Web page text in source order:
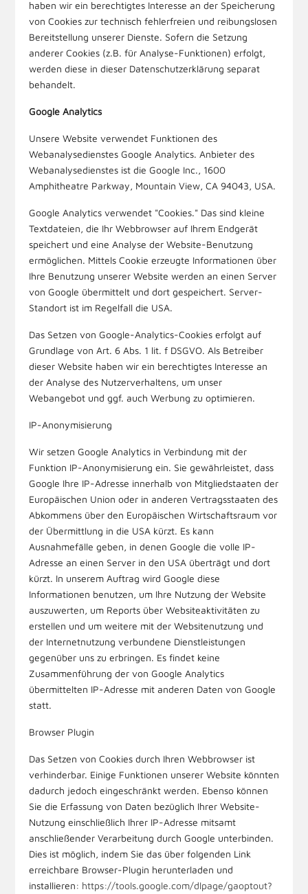
haben wir ein berechtigtes Interesse an der Speicherung
von Cookies zur technisch fehlerfreien und reibungslosen
Bereitstellung unserer Dienste. Sofern die Setzung
anderer Cookies (z.B. für Analyse-Funktionen) erfolgt,
werden diese in dieser Datenschutzerklärung separat
behandelt.
Google Analytics
Unsere Website verwendet Funktionen des
Webanalysedienstes Google Analytics. Anbieter des
Webanalysedienstes ist die Google Inc., 1600
Amphitheatre Parkway, Mountain View, CA 94043, USA.
Google Analytics verwendet "Cookies." Das sind kleine
Textdateien, die Ihr Webbrowser auf Ihrem Endgerät
speichert und eine Analyse der Website-Benutzung
ermöglichen. Mittels Cookie erzeugte Informationen über
Ihre Benutzung unserer Website werden an einen Server
von Google übermittelt und dort gespeichert. Server-
Standort ist im Regelfall die USA.
Das Setzen von Google-Analytics-Cookies erfolgt auf
Grundlage von Art. 6 Abs. 1 lit. f DSGVO. Als Betreiber
dieser Website haben wir ein berechtigtes Interesse an
der Analyse des Nutzerverhaltens, um unser
Webangebot und ggf. auch Werbung zu optimieren.
IP-Anonymisierung
Wir setzen Google Analytics in Verbindung mit der
Funktion IP-Anonymisierung ein. Sie gewährleistet, dass
Google Ihre IP-Adresse innerhalb von Mitgliedstaaten der
Europäischen Union oder in anderen Vertragsstaaten des
Abkommens über den Europäischen Wirtschaftsraum vor
der Übermittlung in die USA kürzt. Es kann
Ausnahmefälle geben, in denen Google die volle IP-
Adresse an einen Server in den USA überträgt und dort
kürzt. In unserem Auftrag wird Google diese
Informationen benutzen, um Ihre Nutzung der Website
auszuwerten, um Reports über Websiteaktivitäten zu
erstellen und um weitere mit der Websitenutzung und
der Internetnutzung verbundene Dienstleistungen
gegenüber uns zu erbringen. Es findet keine
Zusammenführung der von Google Analytics
übermittelten IP-Adresse mit anderen Daten von Google
statt.
Browser Plugin
Das Setzen von Cookies durch Ihren Webbrowser ist
verhinderbar. Einige Funktionen unserer Website könnten
dadurch jedoch eingeschränkt werden. Ebenso können
Sie die Erfassung von Daten bezüglich Ihrer Website-
Nutzung einschließlich Ihrer IP-Adresse mitsamt
anschließender Verarbeitung durch Google unterbinden.
Dies ist möglich, indem Sie das über folgenden Link
erreichbare Browser-Plugin herunterladen und
installieren: https://tools.google.com/dlpage/gaoptout?